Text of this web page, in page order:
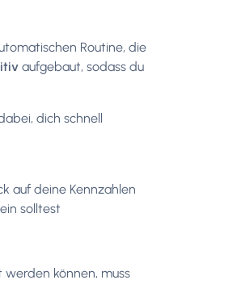
Routine, die
aufgebaut, sodass du
dich schnell
auf deine Kennzahlen
solltest
können, muss